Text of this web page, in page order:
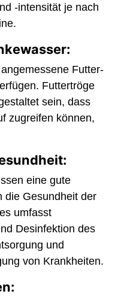
-intensität je nach
Futter-
Futtertröge
sein, dass
zugreifen können,
eine gute
die Gesundheit der
umfasst
Desinfektion des
und
von Krankheiten.